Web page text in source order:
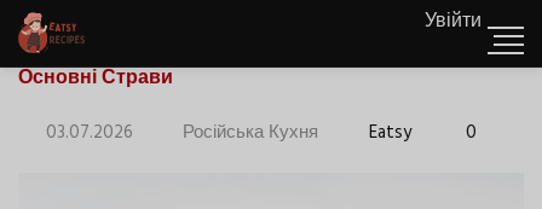
Увійти
Основні Страви
03.07.2026 Російська Кухня Eatsy 0